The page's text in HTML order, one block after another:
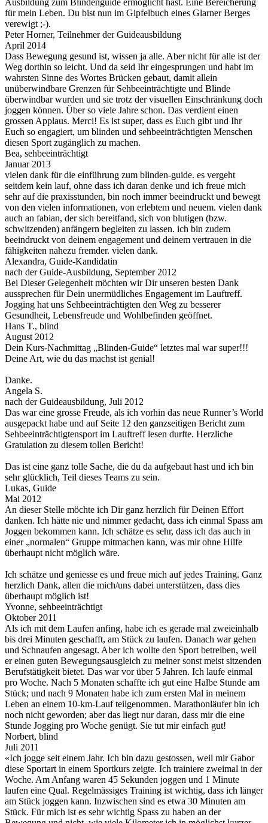
für mein Leben. Du bist nun im Gipfelbuch eines Glarner Berges
verewigt ;-).
Peter Horner, Teilnehmer der Guideausbildung
April 2014
Dass Bewegung gesund ist, wissen ja alle. Aber nicht für alle ist der
Weg dorthin so leicht. Und da seid Ihr eingesprungen und habt im
wahrsten Sinne des Wortes Brücken gebaut, damit allein
unüberwindbare Grenzen für Sehbeeinträchtigte und Blinde
überwindbar wurden und sie trotz der visuellen Einschränkung doch
joggen können. Über so viele Jahre schon. Das verdient einen
grossen Applaus. Merci! Es ist super, dass es Euch gibt und Ihr
Euch so engagiert, um blinden und sehbeeinträchtigten Menschen
diesen Sport zugänglich zu machen.
Bea, sehbeeinträchtigt
Januar 2013
vielen dank für die einführung zum blinden-guide. es vergeht
seitdem kein lauf, ohne dass ich daran denke und ich freue mich
sehr auf die praxisstunden, bin noch immer beeindruckt und bewegt
von den vielen informationen, von erlebtem und neuem. vielen dank
auch an fabian, der sich bereitfand, sich von blutigen (bzw.
schwitzenden) anfängern begleiten zu lassen. ich bin zudem
beeindruckt von deinem engagement und deinem vertrauen in die
fähigkeiten nahezu fremder. vielen dank.
Alexandra, Guide-Kandidatin
nach der Guide-Ausbildung, September 2012
Bei Dieser Gelegenheit möchten wir Dir unseren besten Dank
aussprechen für Dein unermüdliches Engagement im Lauftreff.
Jogging hat uns Sehbeeinträchtigten den Weg zu besserer
Gesundheit, Lebensfreude und Wohlbefinden geöffnet.
Hans T., blind
August 2012
Dein Kurs-Nachmittag „Blinden-Guide“ letztes mal war super!!!
Deine Art, wie du das machst ist genial!
Danke.
Angela S.
nach der Guideausbildung, Juli 2012
Das war eine grosse Freude, als ich vorhin das neue Runner’s World
ausgepackt habe und auf Seite 12 den ganzseitigen Bericht zum
Sehbeeinträchtigtensport im Lauftreff lesen durfte. Herzliche
Gratulation zu diesem tollen Bericht!
Das ist eine ganz tolle Sache, die du da aufgebaut hast und ich bin
sehr glücklich, Teil dieses Teams zu sein.
Lukas, Guide
Mai 2012
An dieser Stelle möchte ich Dir ganz herzlich für Deinen Effort
danken. Ich hätte nie und nimmer gedacht, dass ich einmal Spass am
Joggen bekommen kann. Ich schätze es sehr, dass ich das auch in
einer „normalen“ Gruppe mitmachen kann, was mir ohne Hilfe
überhaupt nicht möglich wäre.
Ich schätze und geniesse es und freue mich auf jedes Training. Ganz
herzlich Dank, allen die mich/uns dabei unterstützen, dass dies
überhaupt möglich ist!
Yvonne, sehbeeinträchtigt
Oktober 2011
Als ich mit dem Laufen anfing, habe ich es gerade mal zweieinhalb
bis drei Minuten geschafft, am Stück zu laufen. Danach war gehen
und Schnaufen angesagt. Aber ich wollte den Sport betreiben, weil
er einen guten Bewegungsausgleich zu meiner sonst meist sitzenden
Berufstätigkeit bietet. Das war vor über 5 Jahren. Ich laufe einmal
pro Woche. Nach 5 Monaten schaffte ich gut eine Halbe Stunde am
Stück; und nach 9 Monaten habe ich zum ersten Mal in meinem
Leben an einem 10-km-Lauf teilgenommen. Marathonläufer bin ich
noch nicht geworden; aber das liegt nur daran, dass mir die eine
Stunde Jogging pro Woche genügt. Sie tut mir einfach gut!
Norbert, blind
Juli 2011
«Ich jogge seit einem Jahr. Ich bin dazu gestossen, weil mir Gabor
diese Sportart in einem Sportkurs zeigte. Ich trainiere zweimal in der
Woche. Am Anfang waren 45 Sekunden joggen und 1 Minute
laufen eine Qual. Regelmässiges Training ist wichtig, dass ich länger
am Stück joggen kann. Inzwischen sind es etwa 30 Minuten am
Stück. Für mich ist es sehr wichtig Spass zu haben an der